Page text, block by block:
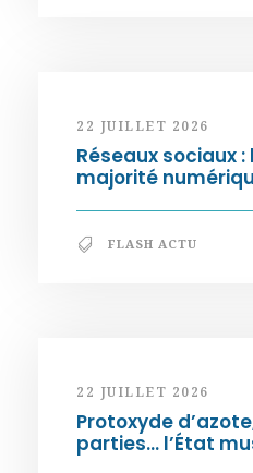
22 JUILLET 2026
Réseaux sociaux
majorité
FLASH ACTU
22 JUILLET 2026
Protoxyde
parties… l’État